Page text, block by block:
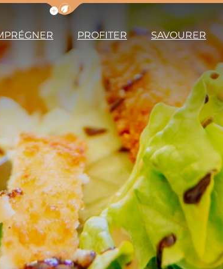
Afficher la barre de navigation du
PROFITER SAVOURER